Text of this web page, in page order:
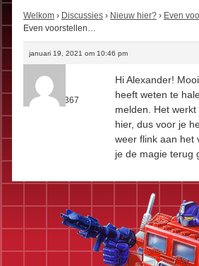
Welkom › Discussies › Nieuw hier? › Even
Even voorstellen…
januari 19, 2021 om 10:46 pm
Kees
Rol:
Fan
Berichten:
367
Hi Alexander!
heeft weten te
melden. Het
hier, dus voor je
weer flink aan het
je de magie terug